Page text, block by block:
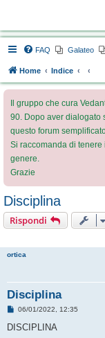
FAQ Galateo
Home Indice
Il gruppo che cura
90. Dopo aver dialogato
questo forum
Si raccomanda di
genere.
Grazie
Disciplina
Rispondi
ortica
Disciplina
M
s
06/01/2022, 12:35
DISCIPLINA